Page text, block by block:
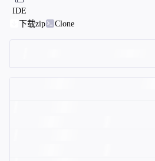
IDE
下载zip
Clone